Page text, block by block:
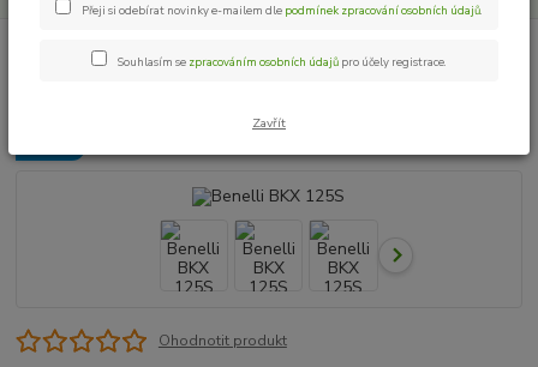
Ohodnotit produkt
Přeji si odebírat novinky e-mailem dle podmínek zpracování osobních údajů.
Souhlasím se zpracováním osobních údajů pro účely registrace.
Zavřít